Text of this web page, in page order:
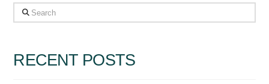
Search
RECENT POSTS